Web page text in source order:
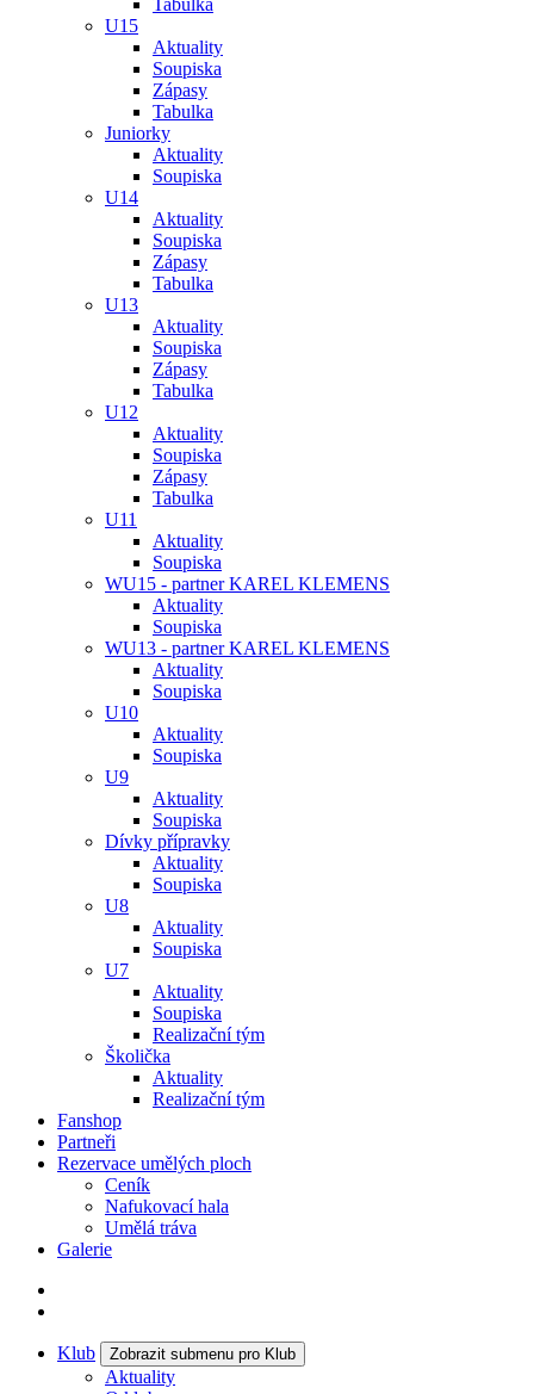
Tabulka
U15
Aktuality
Soupiska
Zápasy
Tabulka
Juniorky
Aktuality
Soupiska
U14
Aktuality
Soupiska
Zápasy
Tabulka
U13
Aktuality
Soupiska
Zápasy
Tabulka
U12
Aktuality
Soupiska
Zápasy
Tabulka
U11
Aktuality
Soupiska
WU15 - partner KAREL KLEMENS
Aktuality
Soupiska
WU13 - partner KAREL KLEMENS
Aktuality
Soupiska
U10
Aktuality
Soupiska
U9
Aktuality
Soupiska
Dívky přípravky
Aktuality
Soupiska
U8
Aktuality
Soupiska
U7
Aktuality
Soupiska
Realizační tým
Školička
Aktuality
Realizační tým
Fanshop
Partneři
Rezervace umělých ploch
Ceník
Nafukovací hala
Umělá tráva
Galerie
Klub Zobrazit submenu pro Klub
Aktuality